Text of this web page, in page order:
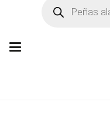
productos